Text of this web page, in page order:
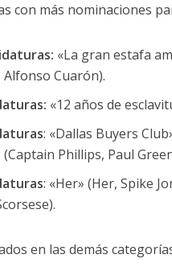
con más nominaciones
«La gran estafa
Alfonso Cuarón).
«12 años de
: «Dallas Buyers
(Captain Phillips, Paul
: «Her» (Her, Spike
en las demás